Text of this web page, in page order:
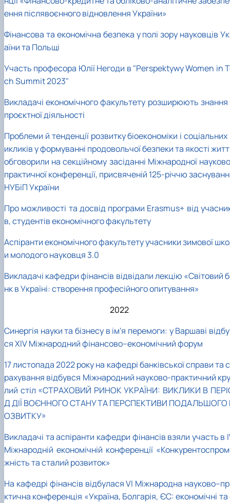
ення післявоєнного відновлення України»
Фінансова та економічна безпека у полі зору науковців
аїни та Польщі
Участь професора Юлії Негоди в "Perspektywy Women in
ch Summit 2023"
Викладачі економічного факультету розширюють знання
проєктної діяльності
Проблеми й тенденції розвитку біоекономіки і соціальних
икликів у формуванні продовольчої безпеки та якості
обговорили на секційному засіданні Міжнародної
практичної конференції, присвяченій 125-річчю
НУБіП України
Про можливості та досвід програми Erasmus+ від
в, студентів економічного факультету
Аспіранти економічного факультету учасники зимової
и молодого науковця 3.0
Викладачі кафедри фінансів відвідали лекцію «Світовий
нк в Україні: створення професійного опитування»
2022
Синергія науки та бізнесу в ім'я перемоги: у Варшаві
ся ХIV Міжнародний фінансово–економічний форум
17 листопада 2022 року на кафедрі банківської справи та
рахування відбувся Міжнародний науково-практичний
лий стіл «СТРАХОВИЙ РИНОК УКРАЇНИ: ВИКЛИКИ В
Д ДІЇ ВОЄННОГО СТАНУ ТА ПЕРСПЕКТИВИ ПОДАЛЬШОГО
ОЗВИТКУ»
Викладачі та аспіранти кафедри фінансів взяли участь в
Міжнародній економічній конференції
жність та сталий розвиток»
На кафедрі фінансів відбулася VІ Міжнародна
ктична конференція «Україна, Болгарія, ЄС: економічні та